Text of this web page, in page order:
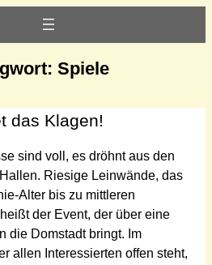
Spiele
das Klagen!
sind voll, es dröhnt aus den
Riesige Leinwände, das
Alter bis zu mittleren
der Event, der über eine
die Domstadt bringt. Im
allen Interessierten offen steht,